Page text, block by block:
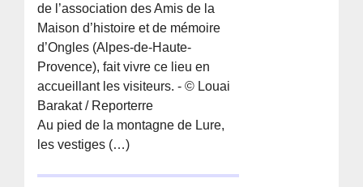
de l’association des Amis de la
Maison d’histoire et de mémoire
d’Ongles (Alpes-de-Haute-
Provence), fait vivre ce lieu en
accueillant les visiteurs. - © Louai
Barakat / Reporterre
Au pied de la montagne de Lure,
les vestiges (…)